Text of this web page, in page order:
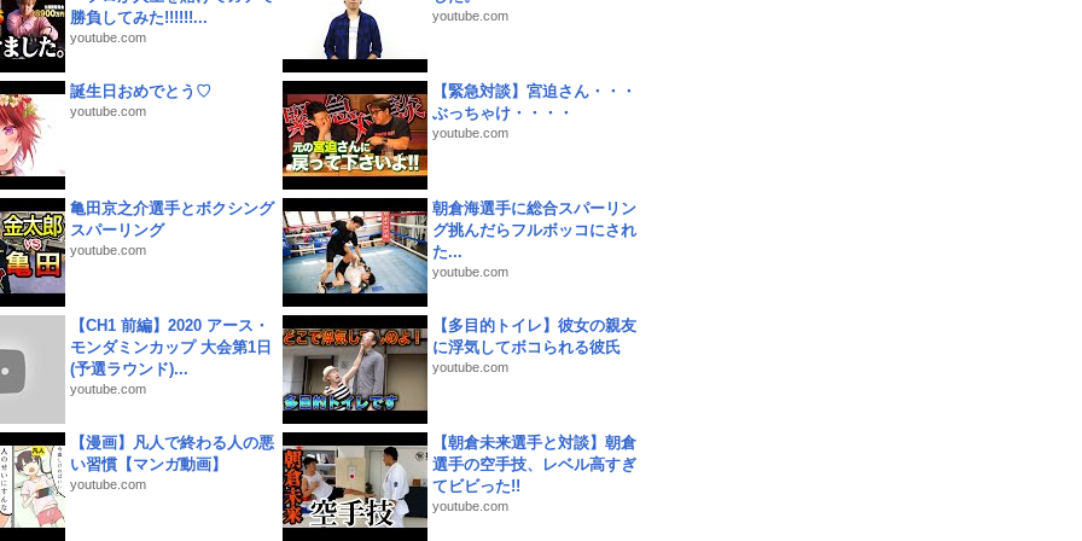
勝負してみた!!!!!!...
youtube.com
youtube.com
誕生日おめでとう♡
youtube.com
【緊急対談】宮迫さん・・・
ぶっちゃけ・・・・
youtube.com
亀田京之介選手とボクシング
スパーリング
youtube.com
朝倉海選手に総合スパーリン
グ挑んだらフルボッコにされ
た...
youtube.com
【CH1 前編】2020 アース・
モンダミンカップ 大会第1日
(予選ラウンド)...
youtube.com
【多目的トイレ】彼女の親友
に浮気してボコられる彼氏
youtube.com
【漫画】凡人で終わる人の悪
い習慣【マンガ動画】
youtube.com
【朝倉未来選手と対談】朝倉
選手の空手技、レベル高すぎ
てビビった!!
youtube.com